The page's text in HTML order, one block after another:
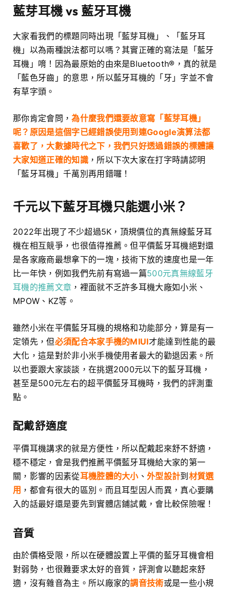
藍芽耳機 vs 藍牙耳機
大家看我們的標題同時出現「藍芽耳機」、「藍牙耳
機」以為兩種說法都可以嗎？其實正確的寫法是「藍牙
耳機」唷！因為最原始的由來是Bluetooth®，真的就是
「藍色牙齒」的意思，所以藍牙耳機的「牙」字並不會
有草字頭。
那你肯定會問，為什麼我們還要故意寫「藍芽耳機」
呢？原因是這個字已經錯誤使用到連Google演算法都
喜歡了，大數據時代之下，我們只好透過錯誤的標體讓
大家知道正確的知識，所以下次大家在打字時請認明
「藍牙耳機」千萬別再用錯囉！
千元以下藍牙耳機只能選小米？
2022年出現了不少超過5K，頂規價位的真無線藍牙耳
機在相互競爭，也很值得推薦。但平價藍牙耳機絕對還
是各家廠商最想拿下的一塊，技術下放的速度也是一年
比一年快，例如我們先前有寫過一篇500元真無線藍牙
耳機的推薦文章 ，裡面就不乏許多耳機大廠如小米、
MPOW、KZ等。
雖然小米在平價藍牙耳機的規格和功能部分，算是有一
定領先，但必須配合本家手機的MIUI才能達到性能的最
大化，這是對於非小米手機使用者最大的勸退因素。所
以也要跟大家談談，在挑選2000元以下的藍牙耳機，
甚至是500元左右的超平價藍牙耳機時，我們的評測重
點。
配戴舒適度
平價耳機講求的就是方便性，所以配戴起來舒不舒適，
穩不穩定，會是我們推薦平價藍牙耳機給大家的第一
關，影響的因素從耳機腔體的大小、外型設計到材質選
用 ，都會有很大的區別。而且耳型因人而異，真心要購
入的話最好還是要先到實體店鋪試戴，會比較保險喔！
音質
由於價格受限，所以在硬體設置上平價的藍牙耳機會相
對弱勢，也很難要求太好的音質，評測會以聽起來舒
適，沒有雜音為主。所以廠家的調音技術或是一些小規